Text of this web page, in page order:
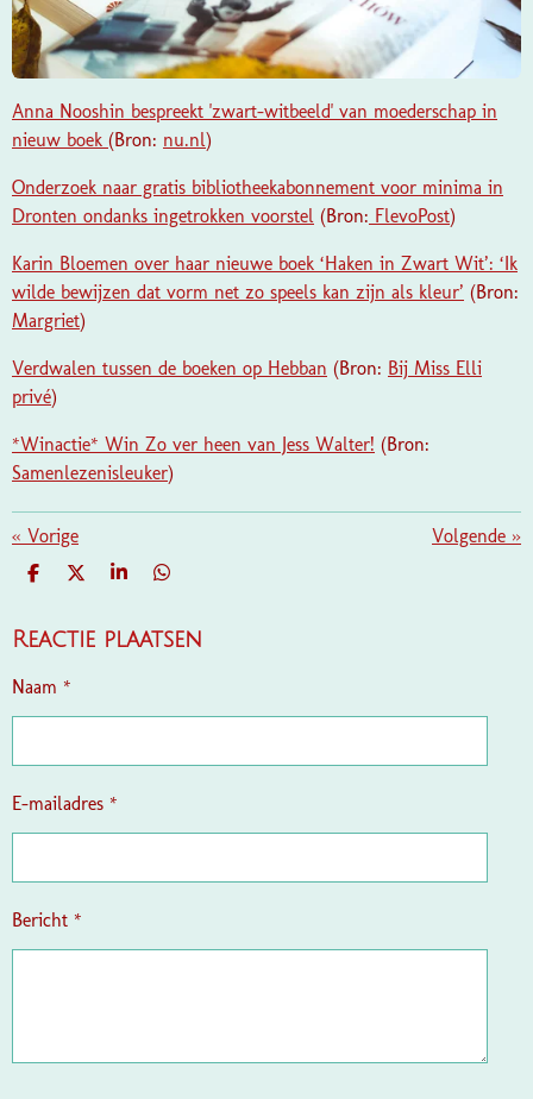
Anna Nooshin bespreekt 'zwart-witbeeld' van moederschap in
nieuw boek (Bron: nu.nl)
Onderzoek naar gratis bibliotheekabonnement voor minima in
Dronten ondanks ingetrokken voorstel (Bron: FlevoPost)
Karin Bloemen over haar nieuwe boek ‘Haken in Zwart Wit’: ‘Ik
wilde bewijzen dat vorm net zo speels kan zijn als kleur’ (Bron:
Margriet)
Verdwalen tussen de boeken op Hebban (Bron: Bij Miss Elli
privé)
*Winactie* Win Zo ver heen van Jess Walter! (Bron:
Samenlezenisleuker)
« Vorige Volgende »
D
E
D
L
S
R
D
E
Reactie plaatsen
Naam *
E-mailadres *
Bericht *